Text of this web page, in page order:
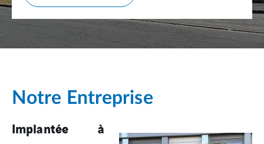
Notre Entreprise
Implantée à